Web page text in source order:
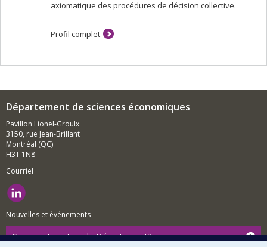
axiomatique des procédures de décision collective.
Profil complet
Département de sciences économiques
Pavillon Lionel-Groulx
3150, rue Jean-Brillant
Montréal (QC)
H3T 1N8
Courriel
Nouvelles et événements
Comment soutenir le Département?